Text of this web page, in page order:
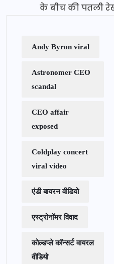
के बीच की पतली
Andy Byron viral
Astronomer CEO
scandal
CEO affair
exposed
Coldplay concert
viral video
एंडी बायरन वीडियो
एस्ट्रोनॉमर विवाद
कोल्डप्ले कॉन्सर्ट वायरल
वीडियो